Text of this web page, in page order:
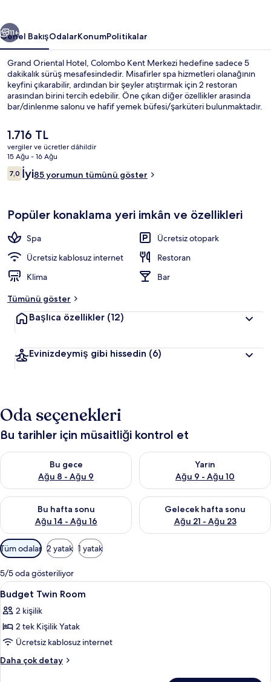
Sonraki
11+
Genel BakışOdalarKonumPolitikalar
Grand Oriental Hotel, Colombo Kent Merkezi hedefine sadece 5
dakikalık sürüş mesafesindedir. Misafirler spa hizmetleri olanağının
keyfini çıkarabilir, ardından bir şeyler atıştırmak için 2 restoran
arasından birini tercih edebilir. Öne çıkan diğer özellikler arasında
bar/dinlenme salonu ve hafif yemek büfesi/şarküteri bulunmaktadır.
Şu
anki
fiyat
1.716 TL
1.716 TL
vergiler ve ücretler dâhildir
15 Ağu - 16 Ağu
Yorumlar
7,07,0/10
İyi85 yorumun tümünü göster
Popüler konaklama yeri imkân ve özellikleri
Spa
Ücretsiz otopark
Ücretsiz kablosuz internet
Restoran
Klima
Bar
Tümünü göster
Başlıca özellikler (12)
Evinizdeymiş gibi hissedin (6)
Oda seçenekleri
Bu tarihler için müsaitliği kontrol et
Bu gece
Ağu 8 - Ağu 9
Bu gece için müsaitliği kontrol et Ağu 8 - Ağu 9
Yarın
Ağu 9 - Ağu 10
Yarın için müsaitliği kontrol
Bu hafta sonu
Ağu 14 - Ağu 16
Bu hafta sonu için müsaitliği kontrol et Ağu 14 - Ağu 16
Gelecek hafta sonu
Ağu 21 - Ağu 23
Önümüzdeki hafta sonu için
Odalar
için
mevcut
filtreler
Tüm odalar 2 yatak 1 yatak
5/5 oda gösteriliyor
Budget
Twin
Room
için
tüm
fotoğrafları
1
Budget Twin Room
2 kişilik
2 tek Kişilik Yatak
Ücretsiz kablosuz internet
Daha çok detay
Budget